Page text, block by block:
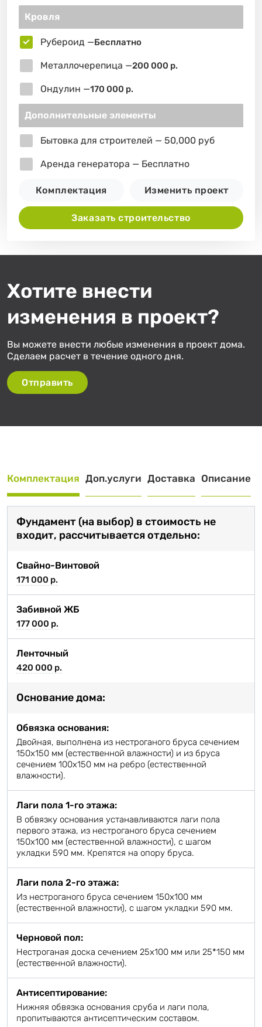
Кровля
Рубероид —Бесплатно
Металлочерепица —200 000 р.
Ондулин —170 000 р.
Дополнительные элементы
Бытовка для строителей — 50,000 руб
Аренда генератора — Бесплатно
Комплектация Изменить проект
Заказать строительство
Хотите внести
изменения в проект?
Вы можете внести любые изменения в проект дома.
Сделаем расчет в течение одного дня.
Отправить
Комплектация Доп.услуги Доставка Описание
Фундамент (на выбор) в стоимость не
входит, рассчитывается отдельно:
Свайно-Винтовой
171 000 р.
Забивной ЖБ
177 000 р.
Ленточный
420 000 р.
Основание дома:
Обвязка основания:
Двойная, выполнена из нестроганого бруса сечением
150х150 мм (естественной влажности) и из бруса
сечением 100х150 мм на ребро (естественной
влажности).
Лаги пола 1-го этажа:
В обвязку основания устанавливаются лаги пола
первого этажа, из нестроганого бруса сечением
150х100 мм (естественной влажности), с шагом
укладки 590 мм. Крепятся на опору бруса.
Лаги пола 2-го этажа:
Из нестроганого бруса сечением 150х100 мм
(естественной влажности), с шагом укладки 590 мм.
Черновой пол:
Нестроганая доска сечением 25х100 мм или 25*150 мм
(естественной влажности).
Антисептирование:
Нижняя обвязка основания сруба и лаги пола,
пропитываются антисептическим составом.